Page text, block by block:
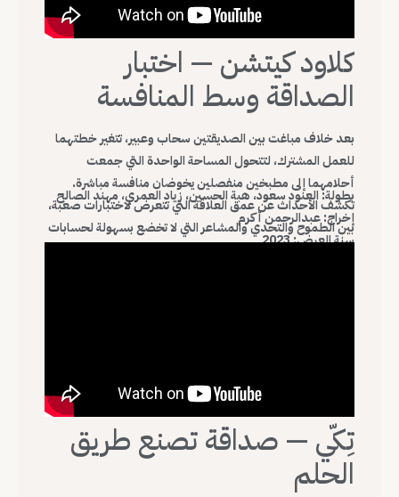
كلاود كيتشن — اختبار
الصداقة وسط المنافسة
بعد خلاف مباغت بين الصديقتين سحاب وعبير، تتغير خطتهما
للعمل المشترك، لتتحول المساحة الواحدة التي جمعت
أحلامهما إلى مطبخين منفصلين يخوضان منافسة مباشرة.
تكشف الأحداث عن عمق العلاقة التي تتعرض لاختبارات صعبة،
بين الطموح والتحدي والمشاعر التي لا تخضع بسهولة لحسابات
بطولة: العنود سعود، هبة الحسين، زياد العمري، مهند الصالح
إخراج: عبدالرحمن أكرم
سنة العرض: 2023
تِكّي — صداقة تصنع طريق
الحلم